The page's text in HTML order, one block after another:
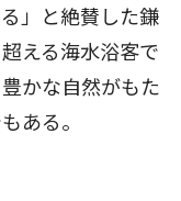
」と絶賛した鎌
える海水浴客で
かな自然がもた
ある。